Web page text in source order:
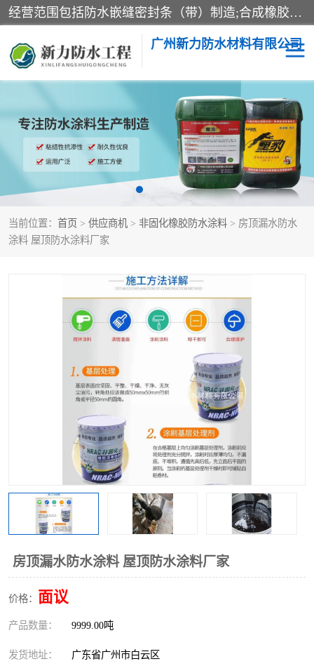
经营范围包括防水嵌缝密封条（带）制造;合成橡胶制造（监控化学品、危险化学品除外）;沥青混合物制造;防水胶粘带制造;其他合成材料制造（监控化学品、危险化学品除外）;涂料制造（监控化学品、危险化学品除外）;建筑结构防水补漏;防水建筑材料制造;粘合剂制造（监控化学品、危险化学品除外）;涂料零售;广州新力防水材料有限公司具有1处分支机构。
广州新力防水材料有限公司
当前位置： 首页 > 供应商机 > 非固化橡胶防水涂料 > 房顶漏水防水
涂料 屋顶防水涂料厂家
房顶漏水防水涂料 屋顶防水涂料厂家
价格： 面议
产品数量： 9999.00吨
发货地址： 广东省广州市白云区
黑豹防水胶 建筑108胶水
乳化沥青防水涂料 自粘卷材
非固化橡胶防水涂料